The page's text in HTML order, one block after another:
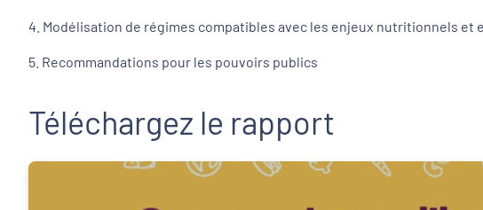
4. Modélisation de régimes compatibles avec les enjeux nutritionnels et
5. Recommandations pour les pouvoirs publics
Téléchargez le rapport